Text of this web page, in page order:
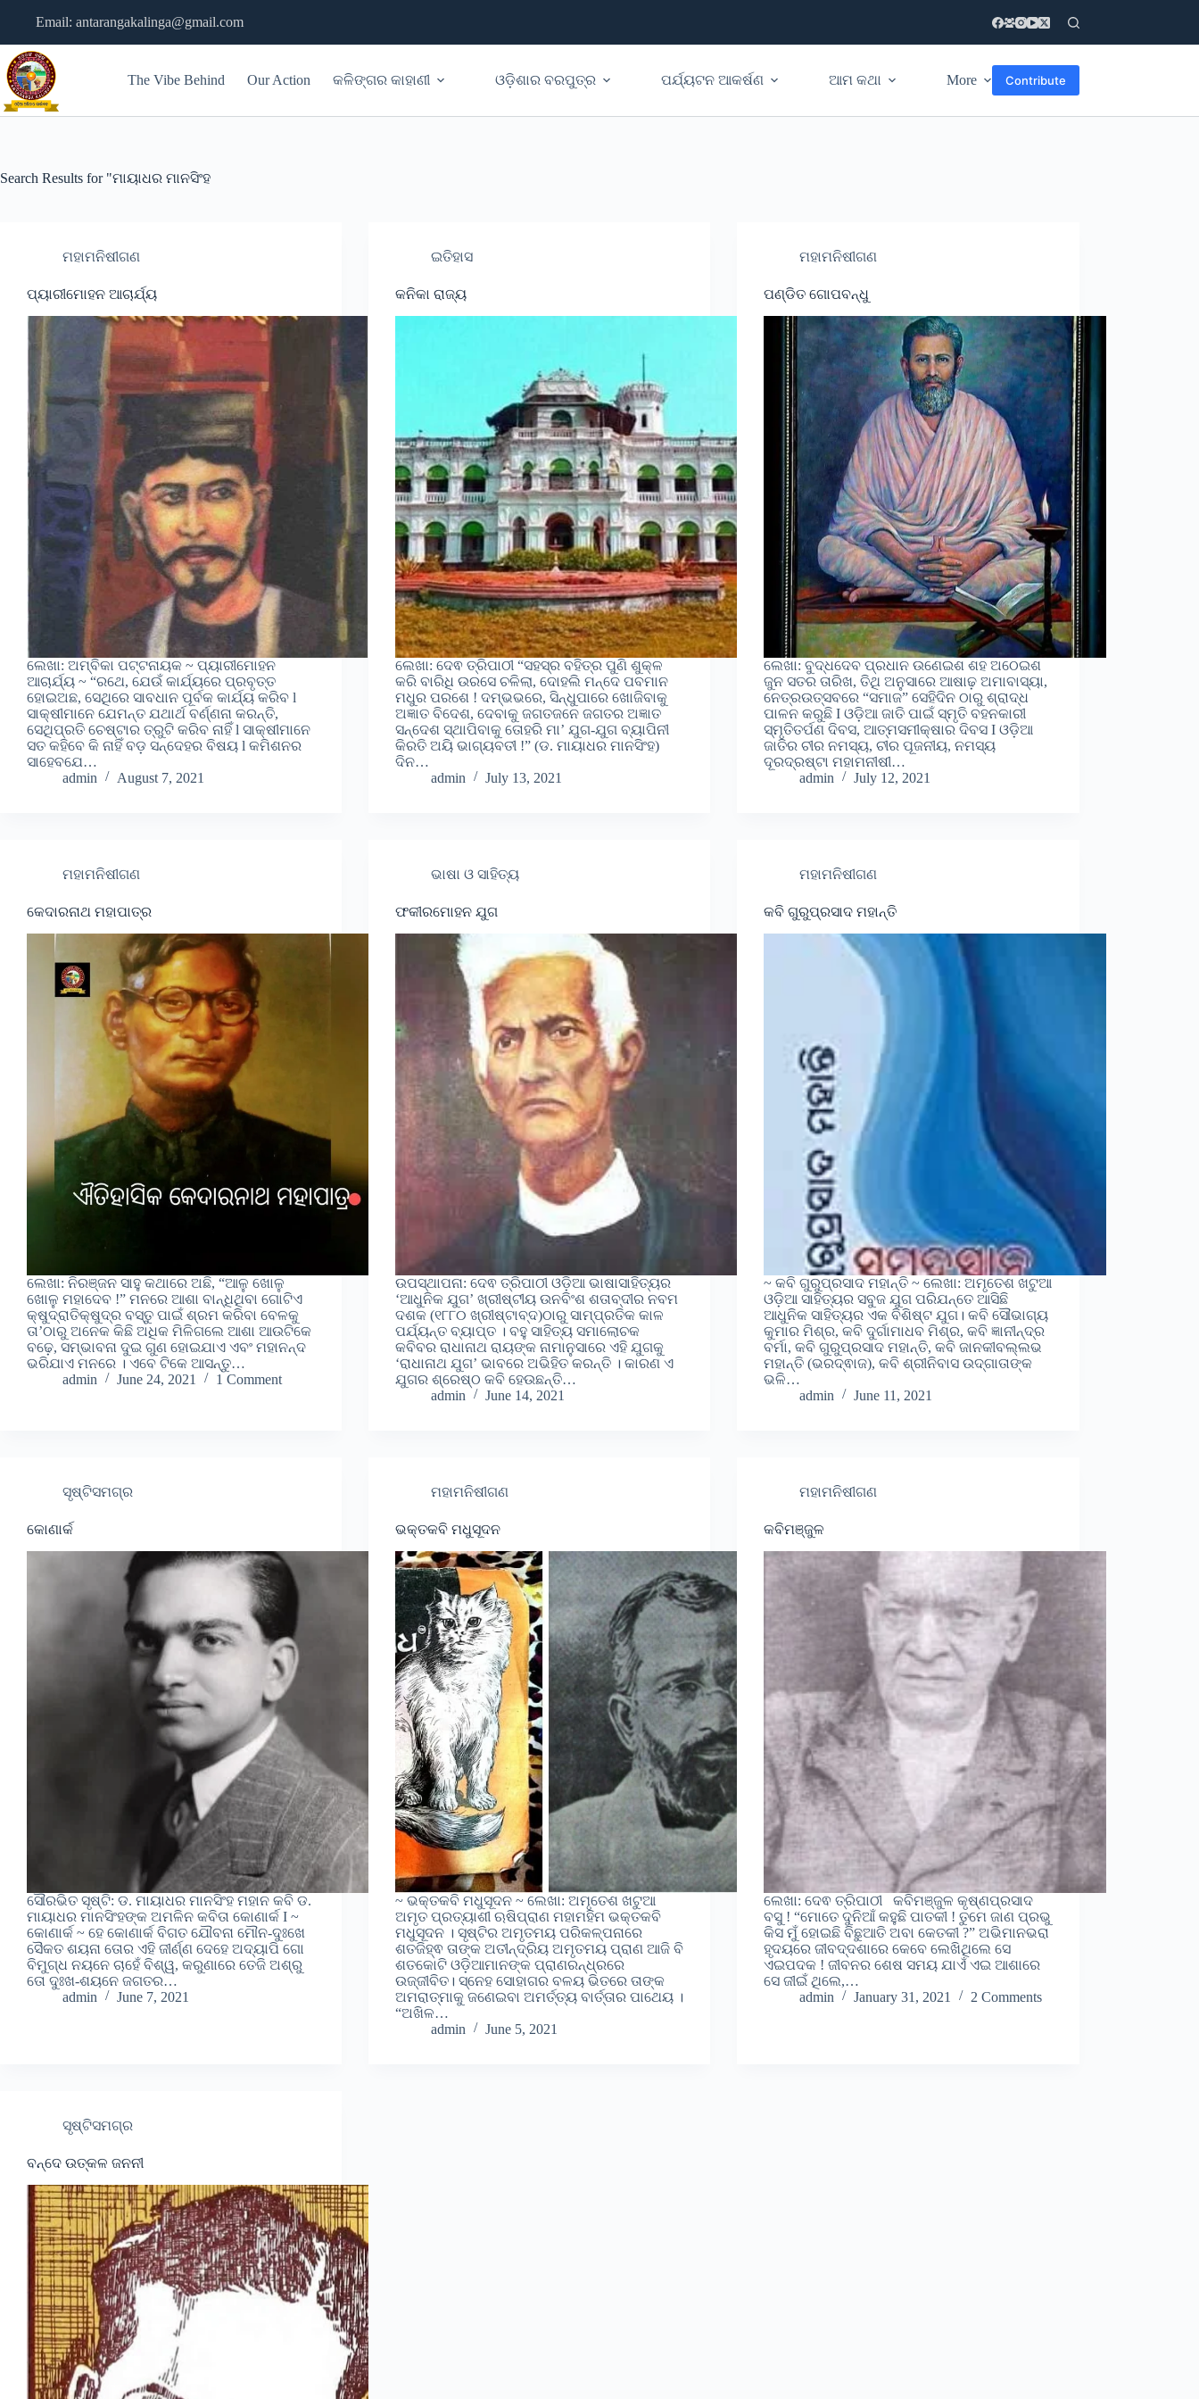
Email: antarangakalinga@gmail.com
The Vibe Behind Our Action କଳିଙ୍ଗର କାହାଣୀ ଓଡ଼ିଶାର ବରପୁତ୍ର ପର୍ଯ୍ୟଟନ ଆକର୍ଷଣ ଆମ କଥା More Contribute
Search Results for "ମାୟାଧର ମାନସିଂହ
ମହାମନିଷୀଗଣ
ପ୍ୟାରୀମୋହନ ଆଚାର୍ଯ୍ୟ
ଲେଖା: ଅମ୍ବିକା ପଟ୍ଟନାୟକ ~ ପ୍ୟାରୀମୋହନ
ଆଚାର୍ଯ୍ୟ ~ “ରଥେ, ଯେଉଁ କାର୍ଯ୍ୟରେ ପ୍ରବୃତ୍ତ
ହୋଇଅଛ, ସେଥିରେ ସାବଧାନ ପୂର୍ବକ କାର୍ଯ୍ୟ କରିବ l
ସାକ୍ଷୀମାନେ ଯେମନ୍ତ ଯଥାର୍ଥ ବର୍ଣ୍ଣନା କରନ୍ତି,
ସେଥିପ୍ରତି ଚେଷ୍ଟାର ତ୍ରୁଟି କରିବ ନାହିଁ l ସାକ୍ଷୀମାନେ
ସତ କହିବେ କି ନାହିଁ ବଡ଼ ସନ୍ଦେହର ବିଷୟ l କମିଶନର
ସାହେବଯେ…
admin
August 7, 2021
ଇତିହାସ
କନିକା ରାଜ୍ୟ
ଲେଖା: ଦେଵ ତ୍ରିପାଠୀ “ସହସ୍ର ବହିତ୍ର ପୁଣି ଶୁକ୍ଳ
କରି ବାରିଧି ଉରସେ ଚଳିଲା, ଦୋହଲି ମନ୍ଦେ ପବମାନ
ମଧୁର ପରଶେ ! ଦମ୍ଭଭରେ, ସିନ୍ଧୁପାରେ ଖୋଜିବାକୁ
ଅଜ୍ଞାତ ବିଦେଶ, ଦେବାକୁ ଜଗତଜନେ ଜଗତର ଅଜ୍ଞାତ
ସନ୍ଦେଶ ସ୍ଥାପିବାକୁ ତୋହରି ମା’ ଯୁଗ-ଯୁଗ ବ୍ୟାପିନୀ
କିରତି ଅୟି ଭାଗ୍ୟବତୀ !” (ଡ. ମାୟାଧର ମାନସିଂହ)
ଦିନ…
admin
July 13, 2021
ମହାମନିଷୀଗଣ
ପଣ୍ଡିତ ଗୋପବନ୍ଧୁ
ଲେଖା: ବୁଦ୍ଧଦେବ ପ୍ରଧାନ ଉଣେଇଶ ଶହ ଅଠେଇଶ
ଜୁନ ସତର ତାରିଖ, ତିଥି ଅନୁସାରେ ଆଷାଢ଼ ଅମାବାସ୍ୟା,
ନେତ୍ରଉତ୍ସବରେ “ସମାଜ” ସେହିଦିନ ଠାରୁ ଶ୍ରାଦ୍ଧ
ପାଳନ କରୁଛି I ଓଡ଼ିଆ ଜାତି ପାଇଁ ସ୍ମୃତି ବହନକାରୀ
ସ୍ମୃତିତର୍ପଣ ଦିବସ, ଆତ୍ମସମୀକ୍ଷାର ଦିବସ I ଓଡ଼ିଆ
ଜାତିର ଚୀର ନମସ୍ୟ, ଚୀର ପୂଜନୀୟ, ନମସ୍ୟ
ଦୂରଦ୍ରଷ୍ଟା ମହାମନୀଷୀ…
admin
July 12, 2021
ମହାମନିଷୀଗଣ
କେଦାରନାଥ ମହାପାତ୍ର
ଲେଖା: ନିରଞ୍ଜନ ସାହୁ କଥାରେ ଅଛି, “ଆଳୁ ଖୋଳୁ
ଖୋଳୁ ମହାଦେବ !” ମନରେ ଆଶା ବାନ୍ଧିଥିବା ଗୋଟିଏ
କ୍ଷୁଦ୍ରାତିକ୍ଷୁଦ୍ର ବସ୍ତୁ ପାଇଁ ଶ୍ରମ କରିବା ବେଳକୁ
ତା’ଠାରୁ ଅନେକ କିଛି ଅଧିକ ମିଳିଗଲେ ଆଶା ଆଉଟିକେ
ବଢ଼େ, ସମ୍ଭାବନା ଦୁଇ ଗୁଣ ହୋଇଯାଏ ଏବଂ ମହାନନ୍ଦ
ଭରିଯାଏ ମନରେ । ଏବେ ଟିକେ ଆସନ୍ତୁ…
admin
June 24, 2021 1 Comment
ଭାଷା ଓ ସାହିତ୍ୟ
ଫକୀରମୋହନ ଯୁଗ
ଉପସ୍ଥାପନା: ଦେଵ ତ୍ରିପାଠୀ ଓଡ଼ିଆ ଭାଷାସାହିତ୍ୟର
‘ଆଧୁନିକ ଯୁଗ’ ଖ୍ରୀଷ୍ଟୀୟ ଉନବିଂଶ ଶତାବ୍ଦୀର ନବମ
ଦଶକ (୧୮୮୦ ଖ୍ରୀଷ୍ଟାବ୍ଦ)ଠାରୁ ସାମ୍ପ୍ରତିକ କାଳ
ପର୍ଯ୍ୟନ୍ତ ବ୍ୟାପ୍ତ । ବହୁ ସାହିତ୍ୟ ସମାଲୋଚକ
କବିବର ରାଧାନାଥ ରାୟଙ୍କ ନାମାନୁସାରେ ଏହି ଯୁଗକୁ
‘ରାଧାନାଥ ଯୁଗ’ ଭାବରେ ଅଭିହିତ କରନ୍ତି । କାରଣ ଏ
ଯୁଗର ଶ୍ରେଷ୍ଠ କବି ହେଉଛନ୍ତି…
admin
June 14, 2021
ମହାମନିଷୀଗଣ
କବି ଗୁରୁପ୍ରସାଦ ମହାନ୍ତି
~ କବି ଗୁରୁପ୍ରସାଦ ମହାନ୍ତି ~ ଲେଖା: ଅମୃତେଶ ଖଟୁଆ
ଓଡ଼ିଆ ସାହିତ୍ୟର ସବୁଜ ଯୁଗ ପରିଯନ୍ତେ ଆସିଛି
ଆଧୁନିକ ସାହିତ୍ୟର ଏକ ବିଶିଷ୍ଟ ଯୁଗ। କବି ସୌଭାଗ୍ୟ
କୁମାର ମିଶ୍ର, କବି ଦୁର୍ଗାମାଧବ ମିଶ୍ର, କବି ଜ୍ଞାନୀନ୍ଦ୍ର
ବର୍ମା, କବି ଗୁରୁପ୍ରସାଦ ମହାନ୍ତି, କବି ଜାନକୀବଲ୍ଲଭ
ମହାନ୍ତି (ଭରଦ୍ଵାଜ), କବି ଶ୍ରୀନିବାସ ଉଦ୍ଗାତାଙ୍କ
ଭଳି…
admin
June 11, 2021
ସୃଷ୍ଟିସମଗ୍ର
କୋଣାର୍କ
ସୌରଭିତ ସୃଷ୍ଟି: ଡ. ମାୟାଧର ମାନସିଂହ ମହାନ କବି ଡ.
ମାୟାଧର ମାନସିଂହଙ୍କ ଅମଳିନ କବିତା କୋଣାର୍କ I ~
କୋଣାର୍କ ~ ହେ କୋଣାର୍କ ବିଗତ ଯୌବନା ମୌନ-ଦୁଃଖେ
ସୈକତ ଶୟନା ତୋର ଏହି ଜୀର୍ଣ୍ଣ ଦେହେ ଅଦ୍ୟାପି ଗୋ
ବିମୁଗ୍‌ଧ ନୟନେ ଚାହେଁ ବିଶ୍ୱ, କରୁଣାରେ ତେଜି ଅଶ୍ରୁ
ତୋ ଦୁଃଖ-ଶୟନେ ଜଗତର…
admin
June 7, 2021
ମହାମନିଷୀଗଣ
ଭକ୍ତକବି ମଧୁସୂଦନ
~ ଭକ୍ତକବି ମଧୁସୂଦନ ~ ଲେଖା: ଅମୃତେଶ ଖଟୁଆ
ଅମୃତ ପ୍ରତ୍ୟାଶୀ ଋଷିପ୍ରାଣ ମହାମହିମ ଭକ୍ତକବି
ମଧୁସୂଦନ । ସୃଷ୍ଟିର ଅମୃତମୟ ପରିକଳ୍ପନାରେ
ଶତଜିହ୍ଵ ତାଙ୍କ ଅତୀନ୍ଦ୍ରିୟ ଅମୃତମୟ ପ୍ରାଣ ଆଜି ବି
ଶତକୋଟି ଓଡ଼ିଆମାନଙ୍କ ପ୍ରାଣରନ୍ଧ୍ରରେ
ଉଜ୍ଜୀବିତ। ସ୍ନେହ ସୋହାଗର ବଳୟ ଭିତରେ ତାଙ୍କ
ଅମରାତ୍ମାକୁ ଜଣେଇବା ଅମର୍ତ୍ତ୍ୟ ବାର୍ତ୍ତାର ପାଥେୟ ।
“ଅଖିଳ…
admin
June 5, 2021
ମହାମନିଷୀଗଣ
କବିମଞ୍ଜୁଳ
ଲେଖା: ଦେଵ ତ୍ରିପାଠୀ କବିମଞ୍ଜୁଳ କୃଷ୍ଣପ୍ରସାଦ
ବସୁ ! “ମୋତେ ଦୁନିଆଁ କହୁଛି ପାତକୀ ! ତୁମେ ଜାଣ ପ୍ରଭୁ
କିସ ମୁଁ ହୋଇଛି ବିଛୁଆତି ଅବା କେତକୀ ?” ଅଭିମାନଭରା
ହୃଦୟରେ ଜୀବଦ୍ଦଶାରେ କେବେ ଲେଖିଥିଲେ ସେ
ଏଇପଦକ ! ଜୀବନର ଶେଷ ସମୟ ଯାଏଁ ଏଇ ଆଶାରେ
ସେ ଜୀଇଁ ଥିଲେ,…
admin
January 31, 2021 2 Comments
ସୃଷ୍ଟିସମଗ୍ର
ବନ୍ଦେ ଉତ୍କଳ ଜନନୀ